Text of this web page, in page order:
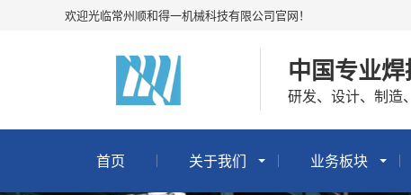
欢迎光临常州顺和得一机械科技有限公司官网！
中国专业
研发、设计、制造
首页 关于我们 业务板块